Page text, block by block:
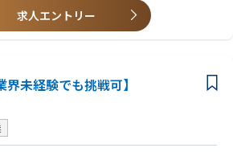
託サービスを提供し、事業拡大に取り組んでい
工場もしくは松山工場)でのOJTトレーニング
度を予定しております。その後、インドに赴任
習熟度により研修期間は異なります。
（インドなら歓迎）
求人エントリー
未経験でも挑戦可】